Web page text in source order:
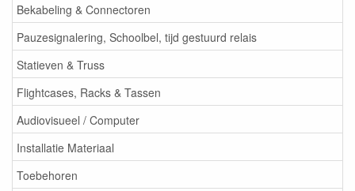
Bekabeling & Connectoren
Pauzesignalering, Schoolbel, tijd gestuurd relais
Statieven & Truss
Flightcases, Racks & Tassen
Audiovisueel / Computer
Installatie Materiaal
Toebehoren